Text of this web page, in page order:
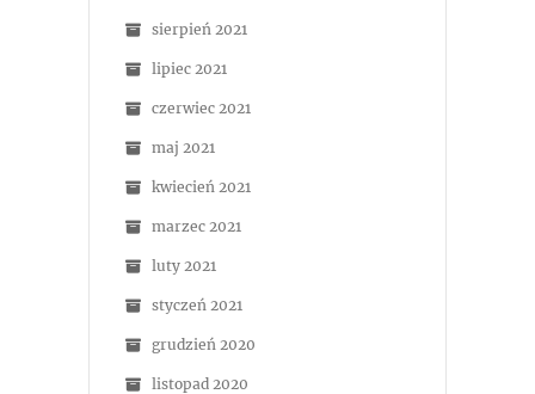
sierpień 2021
lipiec 2021
czerwiec 2021
maj 2021
kwiecień 2021
marzec 2021
luty 2021
styczeń 2021
grudzień 2020
listopad 2020